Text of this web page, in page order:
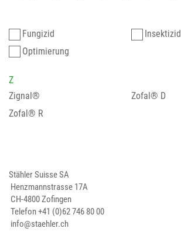
Fungizid
Insektizid
Optimierung
Z
Zignal®
Zofal® D
Zofal® R
Stähler Suisse SA
Henzmannstrasse 17A
CH-4800 Zofingen
Telefon+41 (0)62 746 80 00
info@staehler.ch